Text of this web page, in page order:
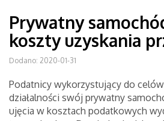
Prywatny
koszty uzyskania
Dodano: 2020-01-31
Podatnicy wykorzystujący do
działalności swój prywatny
ujęcia w kosztach podatkowych